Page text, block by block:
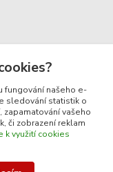
fungování našeho e-
sledování statistik o
vašeho
či zobrazení reklam
k využití cookies